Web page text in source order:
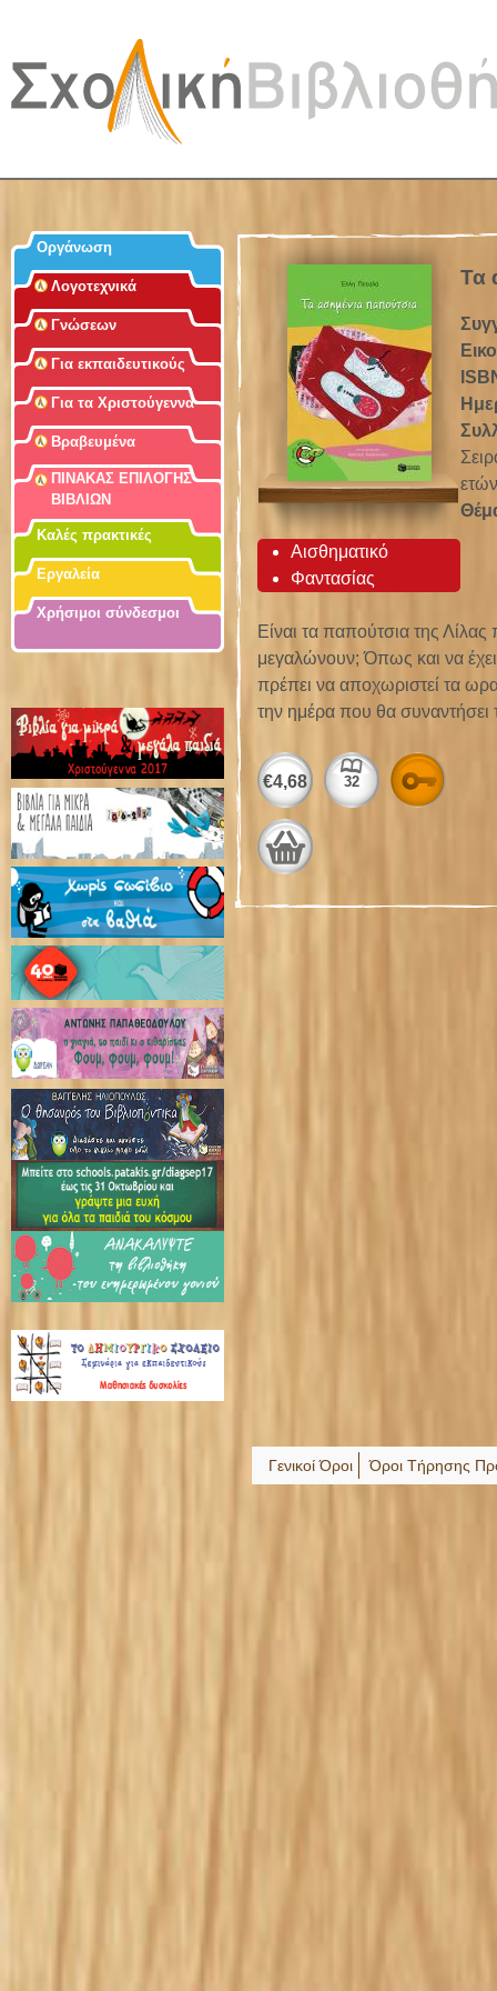
Αισθηματικό
Φαντασίας
Τα
Είναι τα παπούτσια της
μεγαλώνουν; Όπως και να
πρέπει να αποχωριστεί τα
την ημέρα που θα συναντήσει
€4,68 32
Οργάνωση
Λογοτεχνικά
Γνώσεων
Για εκπαιδευτικούς
Για τα Χριστούγεννα
Βραβευμένα
ΠΙΝΑΚΑΣ ΕΠΙΛΟΓΗΣ
ΒΙΒΛΙΩΝ
Καλές πρακτικές
Εργαλεία
Χρήσιμοι σύνδεσμοι
Γενικοί Όροι Όροι Τήρησης